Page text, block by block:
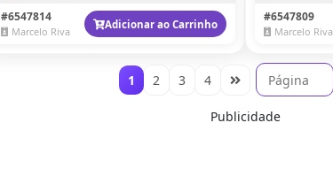
#6547814
Marcelo Riva
Adicionar ao Carrinho #6547809
Marcelo Riva
1 2 3 4
Publicidade